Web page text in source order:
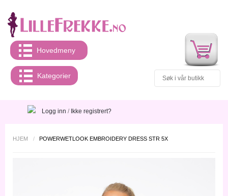
Hovedmeny
Kategorier
Logg inn / Ikke registrert?
HJEM / POWERWETLOOK EMBROIDERY DRESS STR 5X